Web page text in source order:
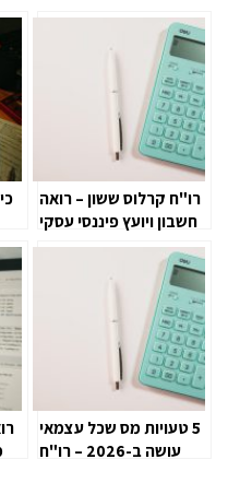
רו"ח קרלוס ששון – רואה
חשבון ויועץ פיננסי עסקי
5 טעויות מס שכל עצמאי
עושה ב-2026 – רו"ח